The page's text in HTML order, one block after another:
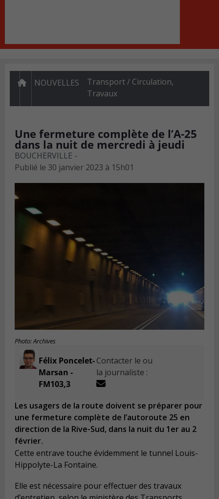
NOUVELLES Transport / Circulation,
Travaux
Une fermeture complète de l’A-25
dans la nuit de mercredi à jeudi
BOUCHERVILLE -
Publié le 30 janvier 2023 à 15h01
Photo: Archives
Félix Poncelet-
Marsan -
FM103,3
Contacter le ou
la journaliste :
Les usagers de la route doivent se préparer pour
une fermeture complète de l’autoroute 25 en
direction de la Rive-Sud, dans la nuit du 1er au 2
février.
Cette entrave touche évidemment le tunnel Louis-
Hippolyte-La Fontaine.
Elle est nécessaire pour effectuer des travaux